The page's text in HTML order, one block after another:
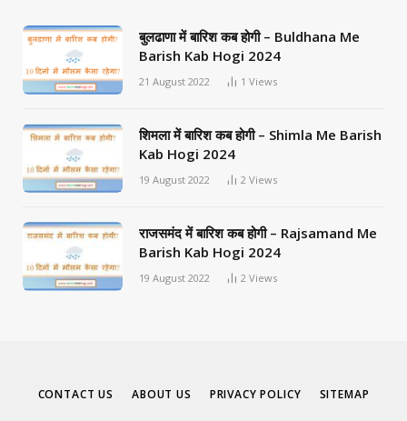
बुलढाणा में बारिश कब होगी – Buldhana Me
Barish Kab Hogi 2024
21 August 2022 1 Views
शिमला में बारिश कब होगी – Shimla Me Barish
Kab Hogi 2024
19 August 2022 2 Views
राजसमंद में बारिश कब होगी – Rajsamand Me
Barish Kab Hogi 2024
19 August 2022 2 Views
CONTACT US ABOUT US PRIVACY POLICY SITEMAP